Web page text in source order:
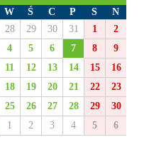
28 29 30 31 1 2
4 5 6 7 8 9
11 12 13 14 15 16
18 19 20 21 22 23
25 26 27 28 29 30
1 2 3 4 5 6
W Ś C P S N